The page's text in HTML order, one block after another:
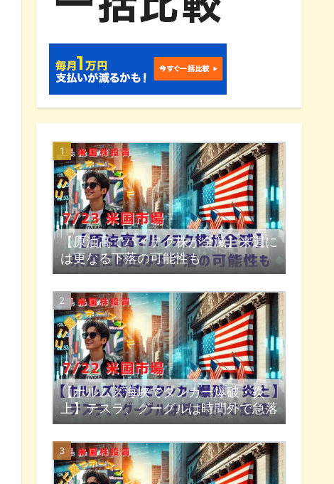
【原油高でハイテク株が全滅】来週に
は更なる下落の可能性も
【ホルムズ海峡でタンカー爆破・炎
上】テスラ、グーグルは時間外で急落